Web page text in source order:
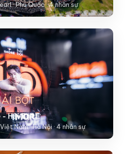
· Phú Quốc · 4 nhân sự
- Hải Bột
Nam · Hà Nội · 4 nhân sự